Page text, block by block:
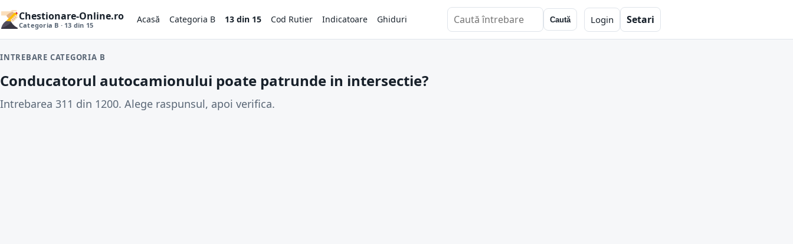
Chestionare-Online.ro
Categoria B · 13 din 15 Acasă Categoria B 13 din 15 Cod Rutier Indicatoare Ghiduri Caută întrebări Caută Login Setari
INTREBARE CATEGORIA B
Conducatorul autocamionului poate patrunde in intersectie?
Intrebarea 311 din 1200. Alege raspunsul, apoi verifica.